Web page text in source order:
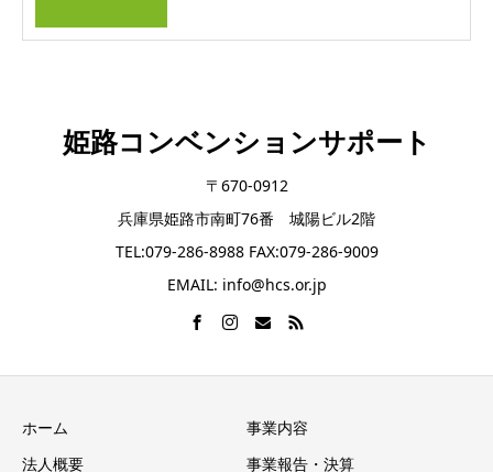
姫路コンベンションサポート
〒670-0912
兵庫県姫路市南町76番 城陽ビル2階
TEL:079-286-8988 FAX:079-286-9009
EMAIL: info@hcs.or.jp
ホーム
事業内容
法人概要
事業報告・決算